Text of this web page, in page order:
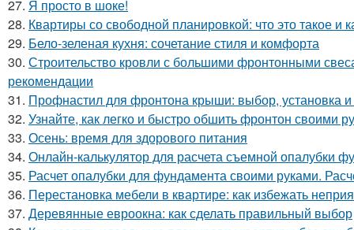
27. Я просто в шоке!
28. Квартиры со свободной планировкой: что это такое и
29. Бело-зеленая кухня: сочетание стиля и комфорта
30. Строительство кровли с большими фронтонными
рекомендации
31. Профнастил для фронтона крыши: выбор, установка и
32. Узнайте, как легко и быстро обшить фронтон своими
33. Осень: время для здорового питания
34. Онлайн-калькулятор для расчета съемной опалубки
35. Расчет опалубки для фундамента своими руками.
36. Перестановка мебели в квартире: как избежать
37. Деревянные евроокна: как сделать правильный выбор